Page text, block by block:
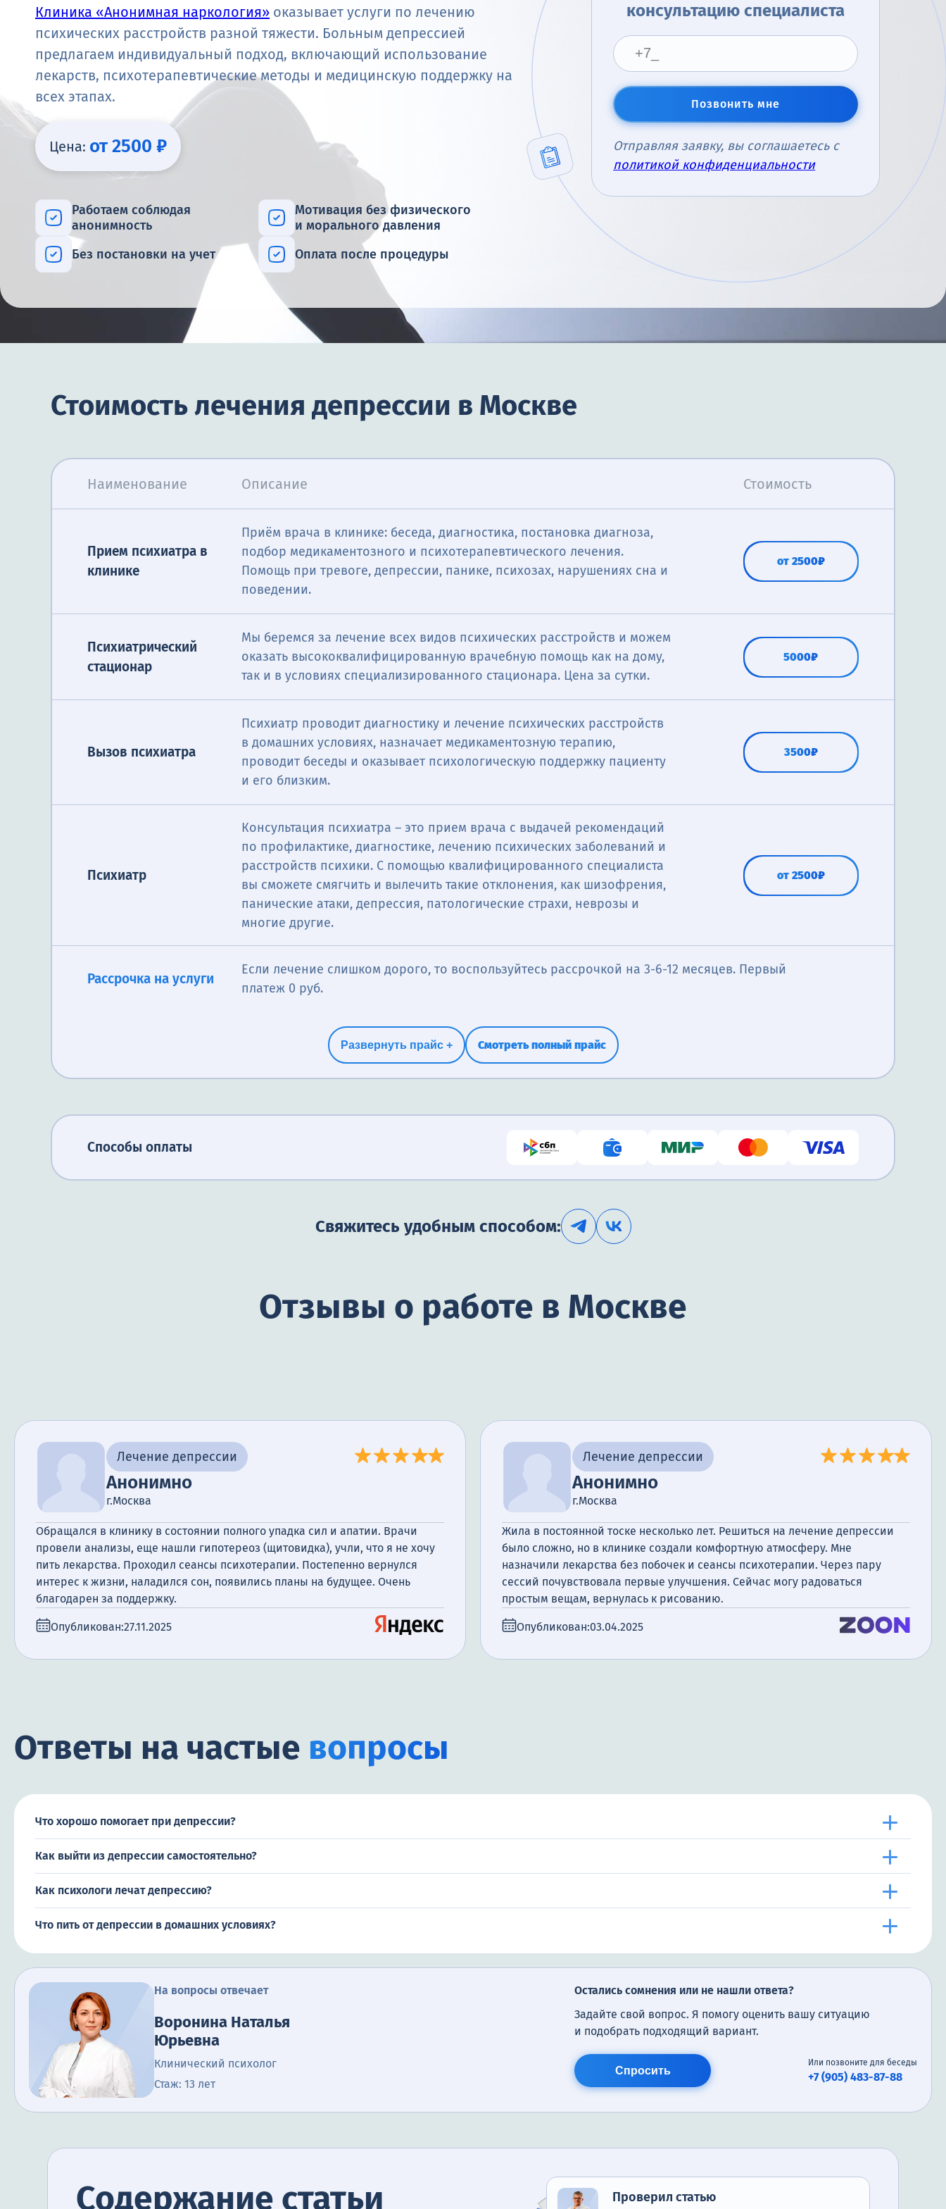
Клиника «Анонимная наркология» оказывает услуги по лечению
психических расстройств разной тяжести. Больным депрессией
предлагаем индивидуальный подход, включающий использование
лекарств, психотерапевтические методы и медицинскую поддержку на
всех этапах.
Цена: от 2500 ₽
Работаем соблюдая
анонимность
Мотивация без физического
и морального давления
Без постановки на учет
Оплата после процедуры
консультацию специалиста
Позвонить мне
Отправляя заявку, вы соглашаетесь с
политикой конфиденциальности
Стоимость лечения депрессии в Москве
Наименование Описание Стоимость
Прием психиатра в
клинике
Приём врача в клинике: беседа, диагностика, постановка диагноза,
подбор медикаментозного и психотерапевтического лечения.
Помощь при тревоге, депрессии, панике, психозах, нарушениях сна и
поведении.
от 2500₽
Психиатрический
стационар
Мы беремся за лечение всех видов психических расстройств и можем
оказать высококвалифицированную врачебную помощь как на дому,
так и в условиях специализированного стационара. Цена за сутки.
5000₽
Вызов психиатра
Психиатр проводит диагностику и лечение психических расстройств
в домашних условиях, назначает медикаментозную терапию,
проводит беседы и оказывает психологическую поддержку пациенту
и его близким.
3500₽
Психиатр
Консультация психиатра ― это прием врача с выдачей рекомендаций
по профилактике, диагностике, лечению психических заболеваний и
расстройств психики. С помощью квалифицированного специалиста
вы сможете смягчить и вылечить такие отклонения, как шизофрения,
панические атаки, депрессия, патологические страхи, неврозы и
многие другие.
от 2500₽
Рассрочка на услуги
Если лечение слишком дорого, то воспользуйтесь рассрочкой на 3-6-12 месяцев. Первый
платеж 0 руб.
Развернуть прайс + Смотреть полный прайс
Способы оплаты
Свяжитесь удобным способом:
Отзывы о работе в Москве
Лечение депрессии
Анонимно
г.Москва
Обращался в клинику в состоянии полного упадка сил и апатии. Врачи
провели анализы, еще нашли гипотереоз (щитовидка), учли, что я не хочу
пить лекарства. Проходил сеансы психотерапии. Постепенно вернулся
интерес к жизни, наладился сон, появились планы на будущее. Очень
благодарен за поддержку.
Опубликован:27.11.2025
Лечение депрессии
Анонимно
г.Москва
Жила в постоянной тоске несколько лет. Решиться на лечение депрессии
было сложно, но в клинике создали комфортную атмосферу. Мне
назначили лекарства без побочек и сеансы психотерапии. Через пару
сессий почувствовала первые улучшения. Сейчас могу радоваться
простым вещам, вернулась к рисованию.
Опубликован:03.04.2025
Ответы на частые вопросы
Что хорошо помогает при депрессии?
Как выйти из депрессии самостоятельно?
Как психологи лечат депрессию?
Что пить от депрессии в домашних условиях?
На вопросы отвечает
Воронина Наталья
Юрьевна
Клинический психолог
Стаж: 13 лет
Остались сомнения или не нашли ответа?
Задайте свой вопрос. Я помогу оценить вашу ситуацию
и подобрать подходящий вариант.
Спросить
Или позвоните для беседы
+7 (905) 483-87-88
Содержание статьи Проверил статью